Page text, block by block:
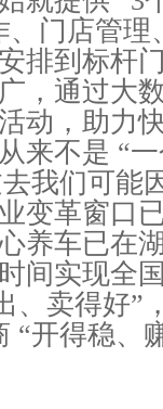
门店管理
排到标杆
，通过大
动，助力
来不是 “
我们可能
变革窗口
养车已在
间实现全
、卖得好”
“开得稳、